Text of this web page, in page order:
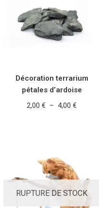
Décoration terrarium
pétales d’ardoise
2,00€ – 4,00€
RUPTURE DE STOCK